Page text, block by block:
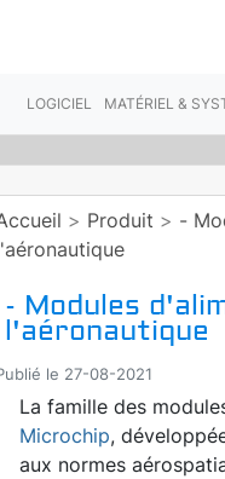
LOGICIEL MATÉRIEL &
> Produit > -
- Modules
l'aéronautique
le 27-08-2021
La famille des
Microchip,
aux normes